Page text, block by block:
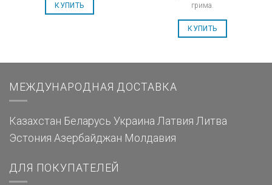
КУПИТЬ
грима.
КУПИТЬ
МЕЖДУНАРОДНАЯ ДОСТАВКА
Казахстан Беларусь Украина Латвия Литва
Эстония Азербайджан Молдавия
ДЛЯ ПОКУПАТЕЛЕЙ